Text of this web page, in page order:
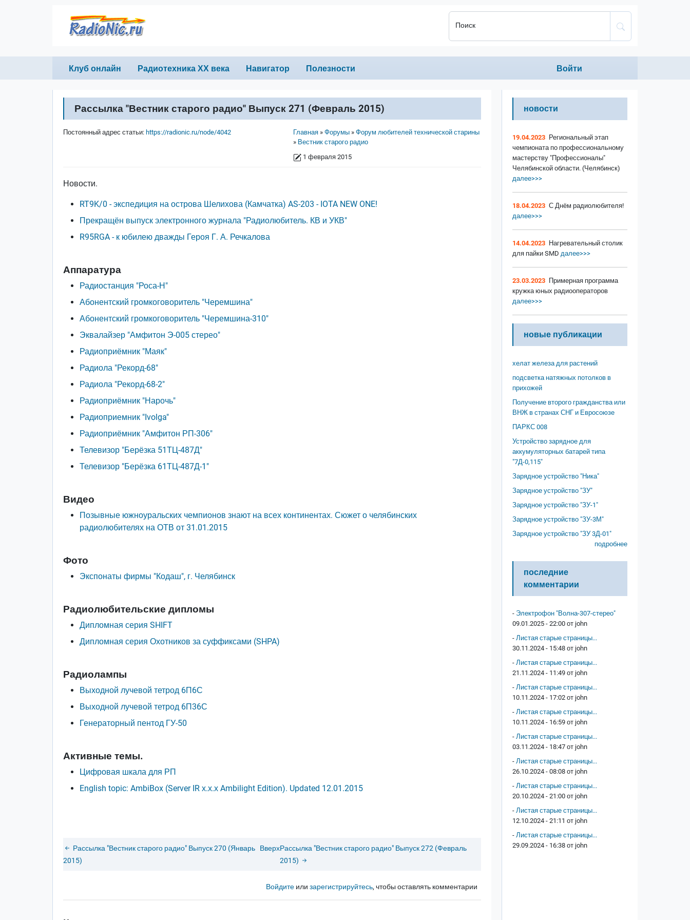
Поиск
Primary links
Клуб онлайн Радиотехника ХХ века Навигатор Полезности
Anonumous menu
Войти
Рассылка "Вестник старого радио" Выпуск 271 (Февраль 2015)
Строка навигации
Главная Форумы
Форум любителей технической старины
Вестник старого радио
1 февраля 2015
Постоянный адрес статьи: https://radionic.ru/node/4042
Новости.
RT9K/0 - экспедиция на острова Шелихова (Камчатка) AS-203 - IOTA NEW ONE!
Прекращён выпуск электронного журнала "Радиолюбитель. КВ и УКВ"
R95RGA - к юбилею дважды Героя Г. А. Речкалова
Аппаратура
Радиостанция "Роса-Н"
Абонентский громкоговоритель "Черемшина"
Абонентский громкоговоритель "Черемшина-310"
Эквалайзер "Амфитон Э-005 стерео"
Радиоприёмник "Маяк"
Радиола "Рекорд-68"
Радиола "Рекорд-68-2"
Радиоприёмник "Нарочь"
Радиоприемник "Ivolga"
Радиоприёмник "Амфитон РП-306"
Телевизор "Берёзка 51ТЦ-487Д"
Телевизор "Берёзка 61ТЦ-487Д-1"
Видео
Позывные южноуральских чемпионов знают на всех континентах. Сюжет о челябинских
радиолюбителях на ОТВ от 31.01.2015
Фото
Экспонаты фирмы "Кодаш", г. Челябинск
Радиолюбительские дипломы
Дипломная серия SHIFT
Дипломная серия Охотников за суффиксами (SHPA)
Радиолампы
Выходной лучевой тетрод 6П6С
Выходной лучевой тетрод 6П36С
Генераторный пентод ГУ-50
Активные темы.
Цифровая шкала для РП
English topic: AmbiBox (Server IR х.х.х Ambilight Edition). Updated 12.01.2015
Рассылка "Вестник старого радио" Выпуск 270 (Январь
2015)
ВверхРассылка "Вестник старого радио" Выпуск 272 (Февраль
2015)
Войдитеили зарегистрируйтесь, чтобы оставлять комментарии
новости
19.04.2023 Региональный этап
чемпионата по профессиональному
мастерству "Профессионалы"
Челябинской области. (Челябинск)
далее>>>
18.04.2023 С Днём радиолюбителя!
далее>>>
14.04.2023 Нагревательный столик
для пайки SMD далее>>>
23.03.2023 Примерная программа
кружка юных радиооператоров
далее>>>
новые публикации
хелат железа для растений
подсветка натяжных потолков в
прихожей
Получение второго гражданства или
ВНЖ в странах СНГ и Евросоюзе
ПАРКС 008
Устройство зарядное для
аккумуляторных батарей типа
"7Д-0,115"
Зарядное устройство "Ника"
Зарядное устройство "ЗУ"
Зарядное устройство "ЗУ-1"
Зарядное устройство "ЗУ-3М"
Зарядное устройство "ЗУ 3Д-01"
подробнее
последние
комментарии
- Электрофон "Волна-307-стерео"
09.01.2025 - 22:00 от john
- Листая старые страницы...
30.11.2024 - 15:48 от john
- Листая старые страницы...
21.11.2024 - 11:49 от john
- Листая старые страницы...
10.11.2024 - 17:02 от john
- Листая старые страницы...
10.11.2024 - 16:59 от john
- Листая старые страницы...
03.11.2024 - 18:47 от john
- Листая старые страницы...
26.10.2024 - 08:08 от john
- Листая старые страницы...
20.10.2024 - 21:00 от john
- Листая старые страницы...
12.10.2024 - 21:11 от john
- Листая старые страницы...
29.09.2024 - 16:38 от john